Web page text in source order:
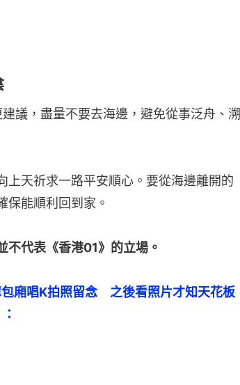
議，盡量不要去海邊，避免從事泛舟、溯
上天祈求一路平安順心。要從海邊離開的
保能順利回到家。
不代表《香港01》的立場。
廂唱K拍照留念　之後看照片才知天花板